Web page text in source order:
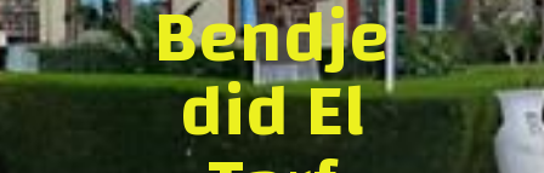
Bendje
did El